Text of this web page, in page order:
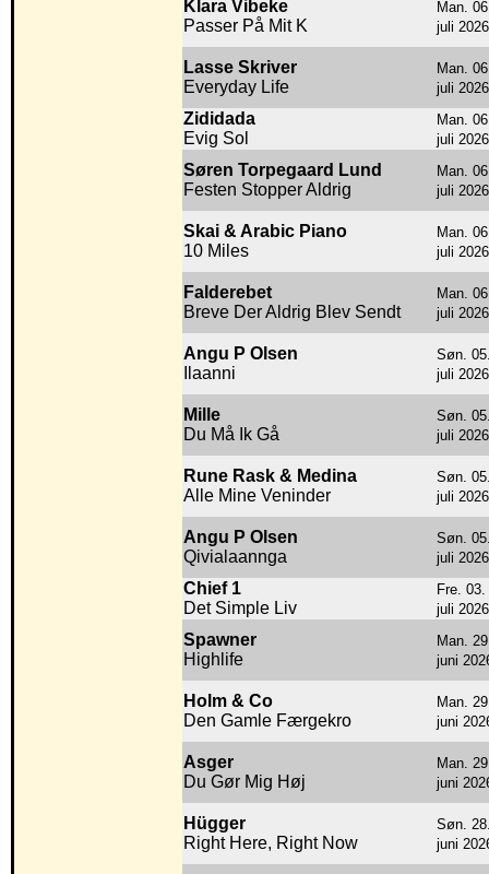
Klara Vibeke
Passer På Mit K
Man.
juli 2026
Lasse Skriver
Everyday Life
Man.
juli 2026
Zididada
Evig Sol
Man.
juli 2026
Søren Torpegaard Lund
Festen Stopper Aldrig
Man.
juli 2026
Skai & Arabic Piano
10 Miles
Man.
juli 2026
Falderebet
Breve Der Aldrig Blev Sendt
Man.
juli 2026
Angu P Olsen
Ilaanni
Søn.
juli 2026
Mille
Du Må Ik Gå
Søn.
juli 2026
Rune Rask & Medina
Alle Mine Veninder
Søn.
juli 2026
Angu P Olsen
Qivialaannga
Søn.
juli 2026
Chief 1
Det Simple Liv
Fre. 03.
juli 2026
Spawner
Highlife
Man.
juni
Holm & Co
Den Gamle Færgekro
Man.
juni
Asger
Du Gør Mig Høj
Man.
juni
Hügger
Right Here, Right Now
Søn.
juni